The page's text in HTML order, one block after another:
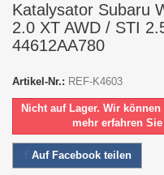
Katalysator Subaru
2.0 XT AWD / STI
44612AA780
Artikel-Nr.: REF-K4603
Nicht auf Lager. Wir
mehr erfahren Sie
Auf Facebook teilen